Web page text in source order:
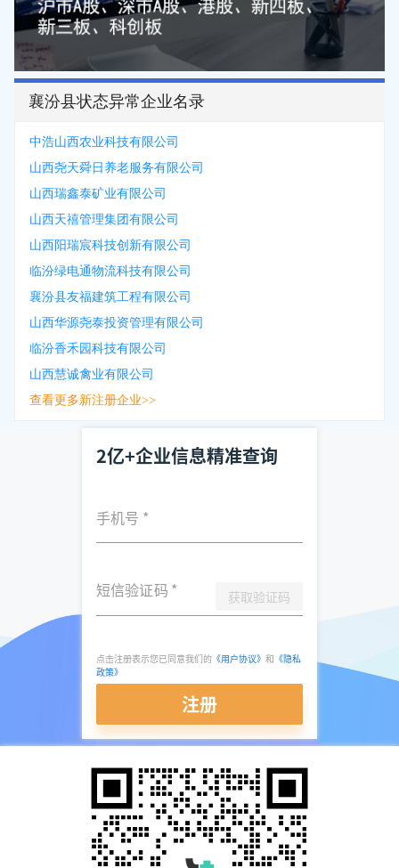
襄汾县状态异常企业名录
中浩山西农业科技有限公司
山西尧天舜日养老服务有限公司
山西瑞鑫泰矿业有限公司
山西天禧管理集团有限公司
山西阳瑞宸科技创新有限公司
临汾绿电通物流科技有限公司
襄汾县友福建筑工程有限公司
山西华源尧泰投资管理有限公司
临汾香禾园科技有限公司
山西慧诚禽业有限公司
查看更多新注册企业>>
2亿+企业信息精准查询
手机号 *
短信验证码 * 获取验证码
点击注册表示您已同意我们的 《用户协议》 和 《隐私
政策》
注册